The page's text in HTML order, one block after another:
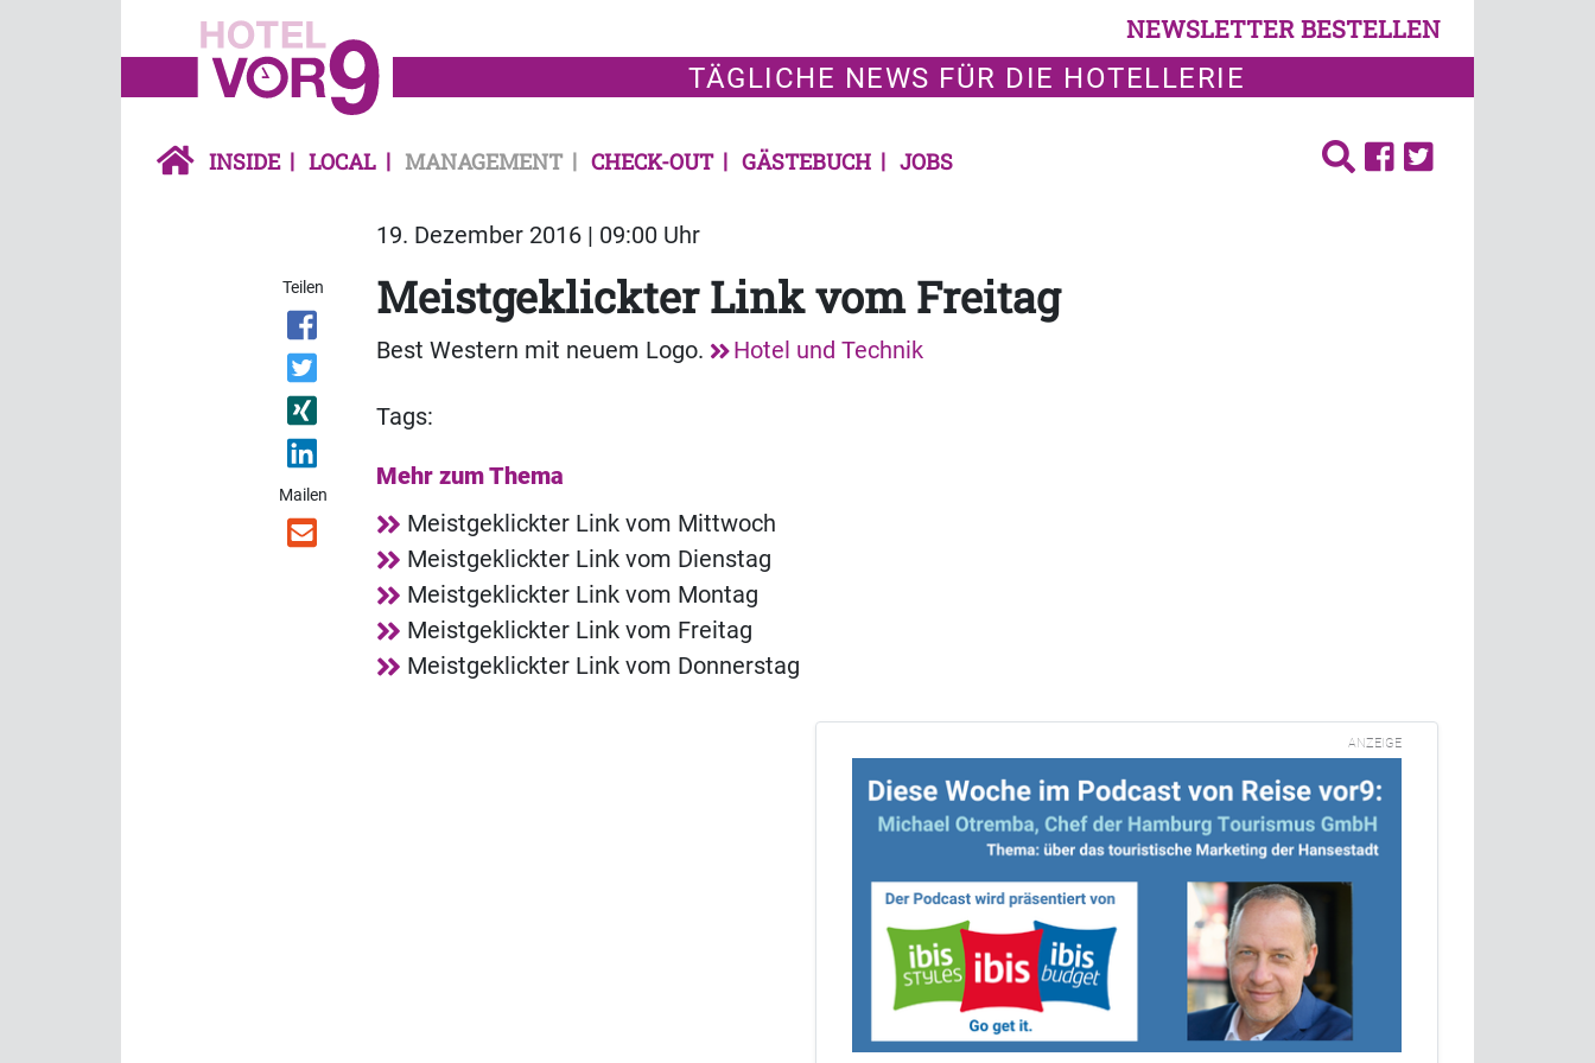
NEWSLETTER BESTELLEN
TÄGLICHE NEWS FÜR DIE HOTELLERIE
INSIDE LOCAL MANAGEMENT CHECK-OUT GÄSTEBUCH JOBS
19. Dezember 2016 | 09:00 Uhr
Teilen
Mailen
Meistgeklickter Link vom Freitag
Best Western mit neuem Logo. Hotel und Technik
Tags:
Mehr zum Thema
Meistgeklickter Link vom Mittwoch
Meistgeklickter Link vom Dienstag
Meistgeklickter Link vom Montag
Meistgeklickter Link vom Freitag
Meistgeklickter Link vom Donnerstag
ANZEIGE